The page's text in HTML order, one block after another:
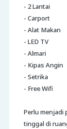
- 2 Lantai
- Carport
- Alat Makan
- LED TV
- Almari
- Kipas Angin
- Setrika
- Free Wifi
Perlu menjadi
tinggal di